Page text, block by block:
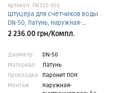
Артикул: ЛК110.050
Штуцера для счетчиков воды
DN-50, Латунь, Наружная-
внутренняя резьба НВР, DN-50,
2 236.00 грн/Компл.
Диаметр
DN-50
Материал
Латунь
Прокладка
Паронит ПОН
Монтаж
Наружная-